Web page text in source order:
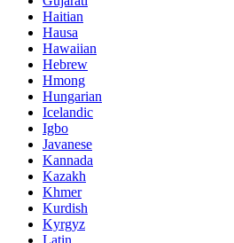
Haitian
Hausa
Hawaiian
Hebrew
Hmong
Hungarian
Icelandic
Igbo
Javanese
Kannada
Kazakh
Khmer
Kurdish
Kyrgyz
Latin